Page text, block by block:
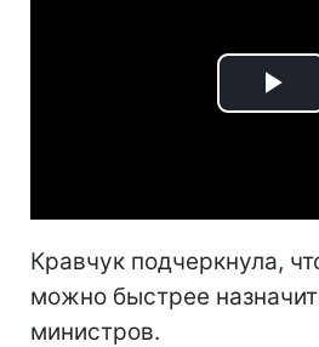
Кравчук подчеркнула,
можно быстрее
министров.